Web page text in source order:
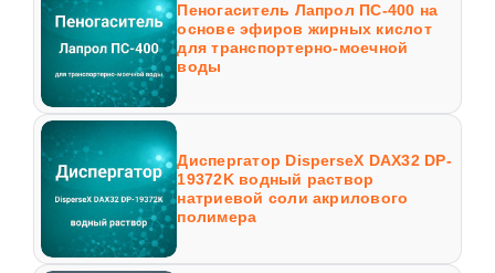
Пеногаситель Лапрол ПС-400 на
основе эфиров жирных кислот
для транспортерно-моечной
воды
Диспергатор DisperseX DAX32 DP-
19372K водный раствор
натриевой соли акрилового
полимера